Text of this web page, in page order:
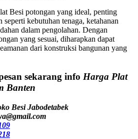
Besi potongan yang ideal, penting
kebutuhan tenaga, ketahanan
dalam pengolahan. Dengan
yang sesuai, diharapkan dapat
dari konstruksi bangunan yang
sekarang info Harga Plat
Banten
Besi Jabodetabek